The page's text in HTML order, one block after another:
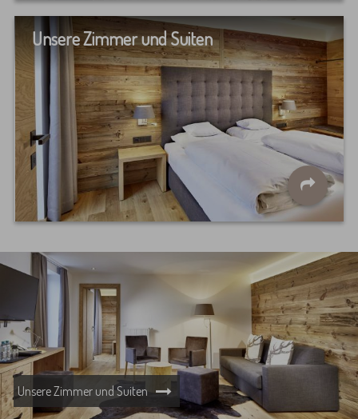
Unsere Zimmer und Suiten
Unsere Zimmer und Suiten